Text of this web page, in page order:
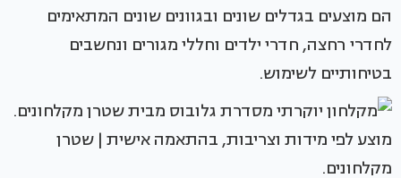
הם מוצעים בגדלים שונים ובגוונים שונים המתאימים
לחדרי רחצה, חדרי ילדים וחללי מגורים ונחשבים
בטיחותיים לשימוש.